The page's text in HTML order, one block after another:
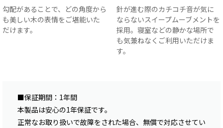
勾配があることで、どの角度から
も美しい木の表情をご堪能いた
だけます。
針が進む際のカチコチ音が気に
ならないスイープムーブメントを
採用。寝室などの静かな場所で
も気兼ねなくご利用いただけま
す。
■保証期間：1年間
本製品は安心の1年保証です。
正常なお取り扱いで故障をされた場合、無償で対応させてい